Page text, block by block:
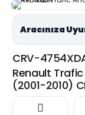
Aracınıza
CRV-
Renault
(2001-2010)